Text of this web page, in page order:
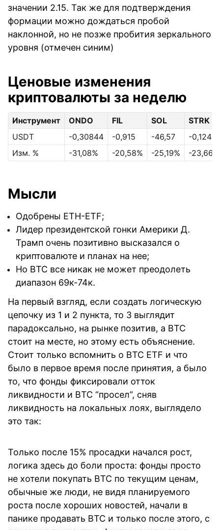
значении 2.15. Так же для подтверждения
формации можно дождаться пробой
наклонной, но не позже пробития зеркального
уровня (отмечен синим)
Ценовые изменения
криптовалюты за неделю
Инструмент ONDO FIL SOL
STRK
USDT
-0,30844 -0,915 -46,57
-0,124
Изм. %
-31,08% -20,58% -25,19% -23,66%
Мысли
Одобрены ETH-ETF;
Лидер президентской гонки Америки Д.
Трамп очень позитивно высказался о
криптовалюте и планах на нее;
Но BTC все никак не может преодолеть
диапазон 69к-74к.
На первый взгляд, если создать логическую
цепочку из 1 и 2 пункта, то 3 выглядит
парадоксально, на рынке позитив, а BTC
стоит на месте, но этому есть объяснение.
Стоит только вспомнить о BTC ETF и что
было в первое время после принятия, а было
то, что фонды фиксировали отток
ликвидности и BTC “просел”, сняв
ликвидность на локальных лоях, выглядело
это так:
Только после 15% просадки начался рост,
логика здесь до боли проста: фонды просто
не хотели покупать BTC по текущим ценам,
обычные же люди, не видя планируемого
роста после хороших новостей, начали в
панике продавать BTC и только после этого, с